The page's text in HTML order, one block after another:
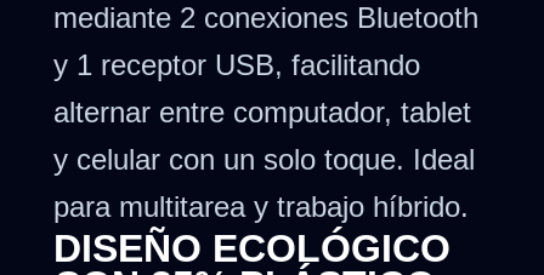
mediante 2 conexiones Bluetooth
y 1 receptor USB, facilitando
alternar entre computador, tablet
y celular con un solo toque. Ideal
para multitarea y trabajo híbrido.
DISEÑO ECOLÓGICO